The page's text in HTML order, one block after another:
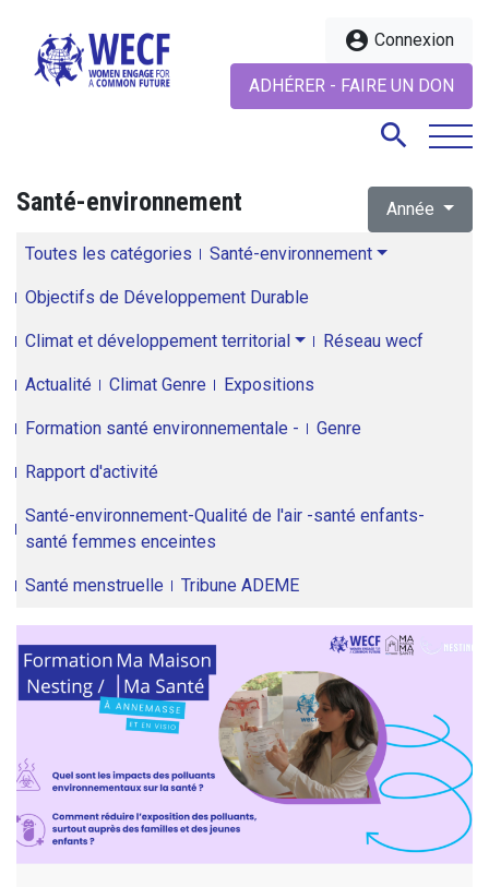
account_circle Connexion
ADHÉRER - FAIRE UN DON
search
Santé-environnement Année
Toutes les catégories Santé-environnement
Objectifs de Développement Durable
Climat et développement territorial Réseau wecf
Actualité Climat Genre Expositions
Formation santé environnementale - Genre
Rapport d'activité
Santé-environnement-Qualité de l'air -santé enfants-
santé femmes enceintes
Santé menstruelle Tribune ADEME